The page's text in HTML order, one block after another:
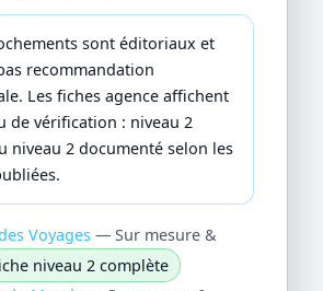
sont éditoriaux et
recommandation
Les fiches agence affichent
de vérification : niveau 2
niveau 2 documenté selon les
Voyages— Sur mesure &
niveau 2 complète